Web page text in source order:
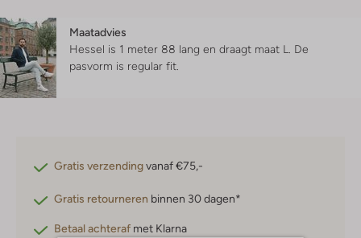
Maatadvies
Hessel is 1 meter 88 lang en draagt maat L. De
pasvorm is regular fit
Gratis verzendingvanaf €75,-
Gratis retourneren binnen 30 dagen*
Betaal achteraf met Klarna